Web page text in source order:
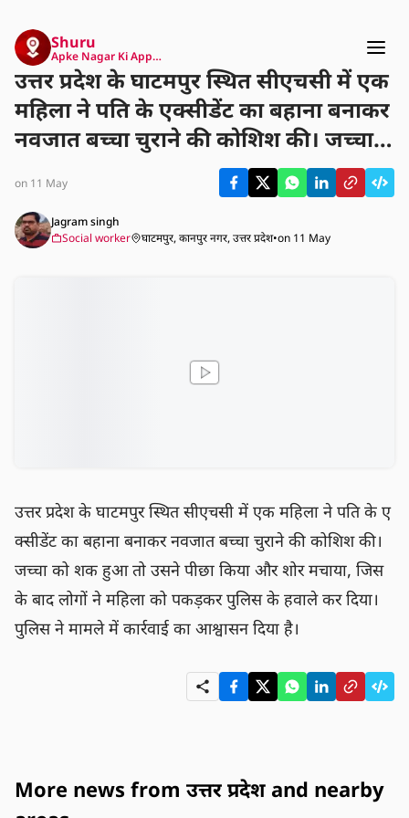
Shuru
Apke Nagar Ki App…
उत्तर प्रदेश के घाटमपुर स्थित सीएचसी में एक
महिला ने पति के एक्सीडेंट का बहाना बनाकर
नवजात बच्चा चुराने की कोशिश की। जच्चा
को शक हुआ तो उसने पीछा किया और शोर
मचाया, जिसके बाद लोगों ने महिला को
पकड़कर पुलिस के हवाले कर दिया। पुलिस ने
मामले में कार्रवाई का आश्वासन दिया है।
on 11 May
Jagram singh
Social worker
घाटमपुर, कानपुर नगर, उत्तर प्रदेश•on 11 May
उत्तर प्रदेश के घाटमपुर स्थित सीएचसी में एक महिला ने पति के ए
क्सीडेंट का बहाना बनाकर नवजात बच्चा चुराने की कोशिश की।
जच्चा को शक हुआ तो उसने पीछा किया और शोर मचाया, जिस
के बाद लोगों ने महिला को पकड़कर पुलिस के हवाले कर दिया।
पुलिस ने मामले में कार्रवाई का आश्वासन दिया है।
More news from उत्तर प्रदेश and nearby